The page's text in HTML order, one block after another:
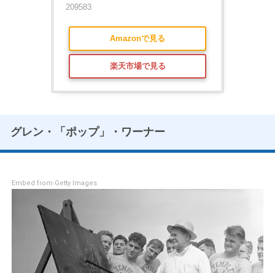
209583
Amazonで見る
楽天市場で見る
グレン・「ポップ」・ワーナー
Embed from Getty Images